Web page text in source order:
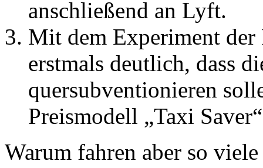
anschließend an Lyft.
Mit dem Experiment der
erstmals deutlich, dass
quersubventionieren
Preismodell „Taxi
Warum fahren aber so